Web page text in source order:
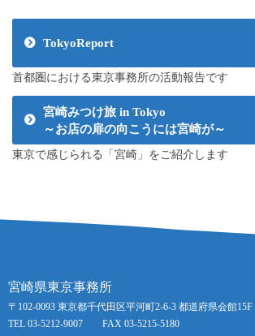
TokyoReport
首都圏における東京事務所の活動報告です
宮崎みつけ旅 in Tokyo
～お店の扉の向こうには宮崎が～
東京で感じられる「宮崎」をご紹介します
宮崎県東京事務所
〒102-0093 東京都千代田区平河町2-6-3 都道府県会館15F
TEL 03-5212-9007 FAX 03-5215-5180